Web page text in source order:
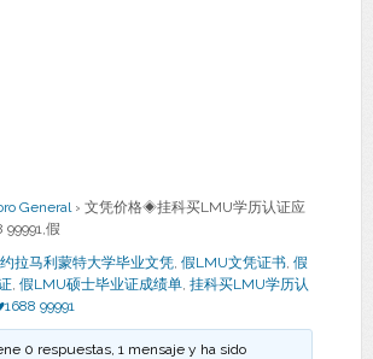
General › 文凭价格◈挂科买LMU学历认证应
99991,假
拉马利蒙特大学毕业文凭, 假LMU文凭证书, 假
, 假LMU硕士毕业证成绩单, 挂科买LMU学历认
99991
0 respuestas, 1 mensaje y ha sido